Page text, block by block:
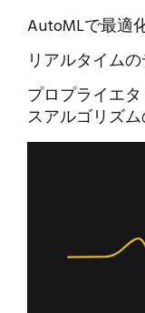
AutoMLで最適
リアルタイム
プロプライエ
スアルゴリズ